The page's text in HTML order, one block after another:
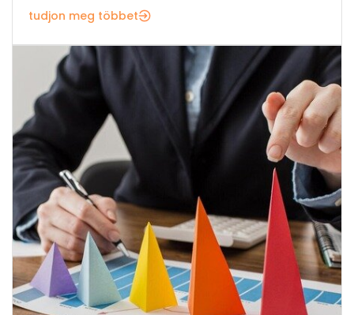
tudjon meg többet